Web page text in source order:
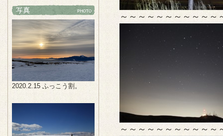
～～～～～～～～～～～
～～～～～～～～～～～
2020.2.15 ふっこう割。